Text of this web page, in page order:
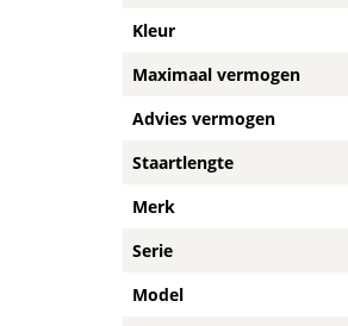
Kleur
Maximaal vermogen
Advies vermogen
Staartlengte
Merk
Serie
Model